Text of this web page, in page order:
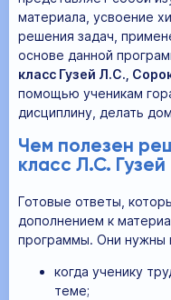
материала, усвоение
решения задач,
основе данной
класс Гузей Л.С.,
помощью ученикам
дисциплину, делать
Чем полезен
класс Л.С. Гузей
Готовые ответы,
дополнением к
программы. Они нужны
когда ученику
теме;